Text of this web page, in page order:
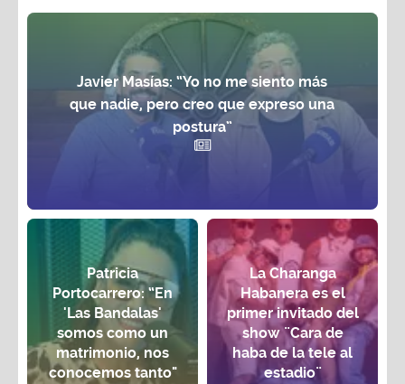
Javier Masías: “Yo no me siento más
que nadie, pero creo que expreso una
postura”
Patricia
Portocarrero: “En
'Las Bandalas'
somos como un
matrimonio, nos
conocemos tanto"
La Charanga
Habanera es el
primer invitado del
show ¨Cara de
haba de la tele al
estadio¨